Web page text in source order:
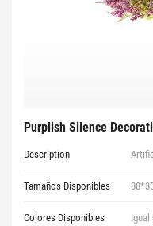
Purplish Silence
Description
Tamaños Disponibles
Colores Disponibles